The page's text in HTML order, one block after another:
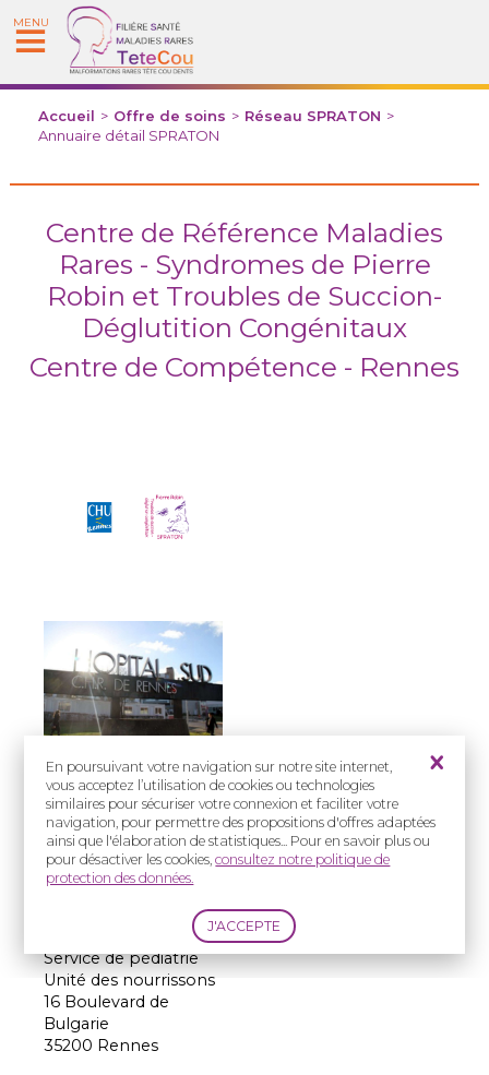
En poursuivant votre navigation sur notre site internet,
vous acceptez l’utilisation de cookies ou technologies
similaires pour sécuriser votre connexion et faciliter votre
navigation, pour permettre des propositions d'offres adaptées
ainsi que l'élaboration de statistiques... Pour en savoir plus ou
pour désactiver les cookies,consultez notre politique de
protection des données.
MENU
Accueil > Offre de soins > Réseau SPRATON >
Annuaire détail SPRATON
Centre de Référence Maladies
Rares - Syndromes de Pierre
Robin et Troubles de Succion-
Déglutition Congénitaux
Centre de Compétence - Rennes
Prise en charge
:
Enfants
Adresse(s) :
Service de pédiatrie
Unité des nourrissons
16 Boulevard de
Bulgarie
35200 Rennes